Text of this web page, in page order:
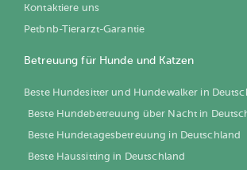
Kontaktiere uns
Petbnb-Tierarzt-Garantie
Betreuung für Hunde und Katzen
Beste Hundesitter und Hundewalker in
Beste Hundebetreuung über Nacht in
Beste Hundetagesbetreuung in Deutschland
Beste Haussitting in Deutschland